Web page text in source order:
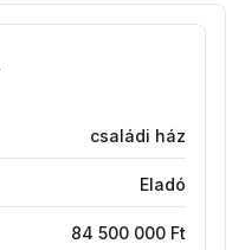
családi ház
Eladó
84 500 000 Ft